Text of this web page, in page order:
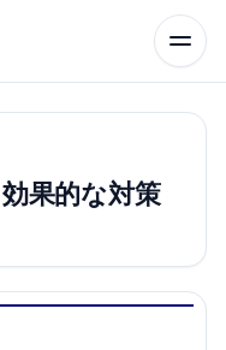
果的な対策